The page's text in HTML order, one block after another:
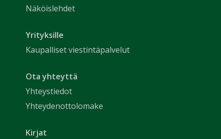
Näköislehdet
Yrityksille
Kaupalliset viestintäpalvelut
Ota yhteyttä
Yhteystiedot
Yhteydenottolomake
Kirjat